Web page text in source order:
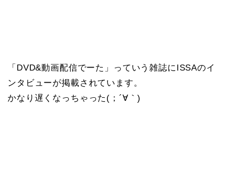
「DVD&動画配信でーた」っていう雑誌にISSAのイ
ンタビューが掲載されています。
かなり遅くなっちゃった(；´∀｀)